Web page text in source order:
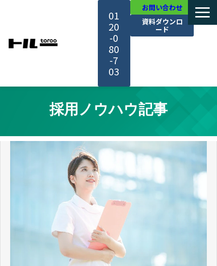
01
20
-0
80
-7
03
お問い合わせ
資料ダウンロ
ード
採用ノウハウ記事